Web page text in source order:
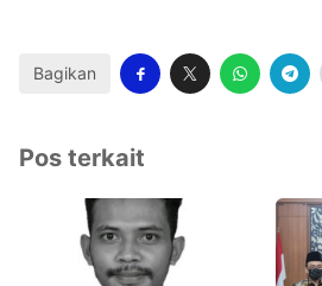
Bagikan
Pos terkait